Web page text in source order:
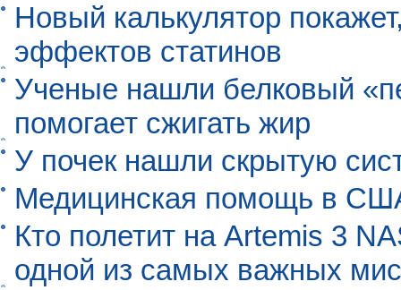
Новый калькулятор
эффектов статинов
Ученые нашли белковый
помогает сжигать жир
У почек нашли скрытую
Медицинская помощь в
Кто полетит на Artemis 3
одной из самых важных